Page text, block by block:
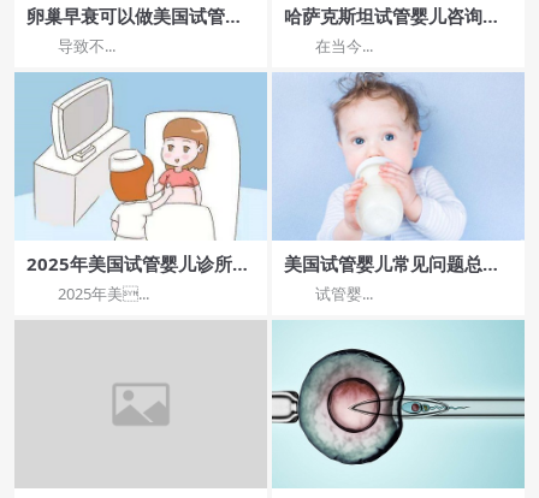
卵巢早衰可以做美国试管婴
儿吗？
导致不...
哈萨克斯坦试管婴儿咨询，
成功率与风险分析
在当今...
2025年美国试管婴儿诊所以
及医院排名
2025年美...
美国试管婴儿常见问题总
结。
试管婴...